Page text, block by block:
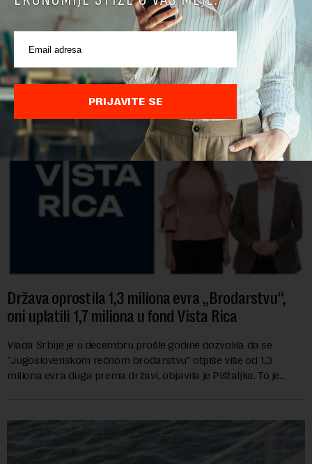
POVEZANI SADRŽAJI
Država oprostila 1,3 miliona evra „Brodarstvu“,
oni uplatili 1,7 miliona u fond Vista Rica
Vlada Srbije je u decembru prošle godine dozvolila da se
"Jugoslovenskom rečnom brodarstvu" otpiše više od 1,3
miliona evra duga prema državi, objavila je Pištaljka. To je
PRIJAVITE SE